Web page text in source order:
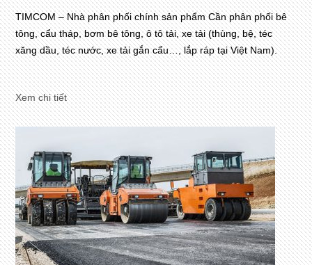
TIMCOM – Nhà phân phối chính sản phẩm Cần phân phối bê
tông, cẩu tháp, bơm bê tông, ô tô tải, xe tải (thùng, bệ, téc
xăng dầu, téc nước, xe tải gắn cẩu…, lắp ráp tại Việt Nam).
Xem chi tiết